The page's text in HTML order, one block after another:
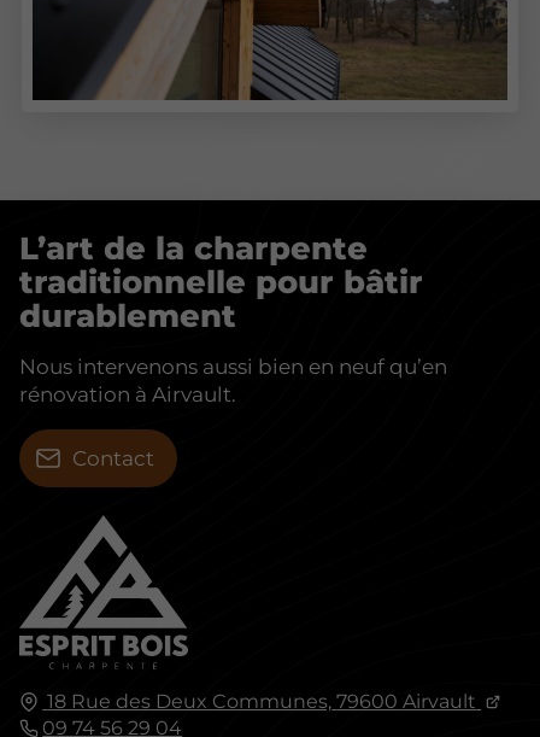
18 Rue des Deux Communes, 79600 Airvault
09 74 56 29 04
L’art de la charpente
traditionnelle pour bâtir
durablement
Nous intervenons aussi bien en neuf qu’en
rénovation à Airvault.
Contact